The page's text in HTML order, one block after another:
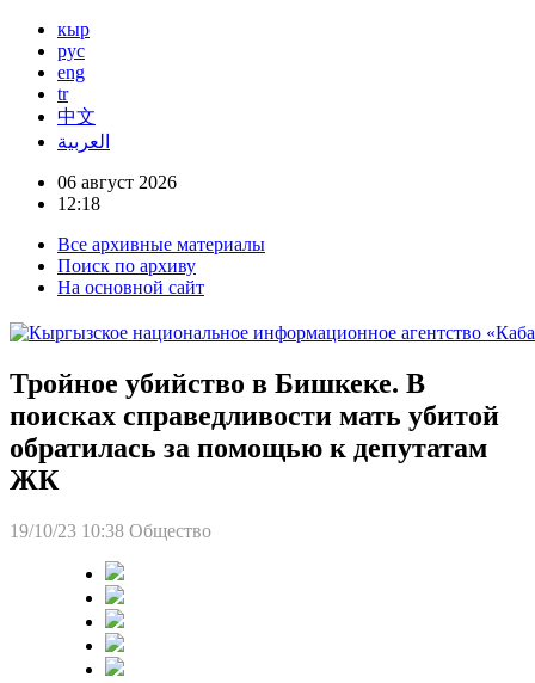
кыр
рус
eng
tr
中文
العربية
06 август 2026
12:18
Все архивные материалы
Поиск по архиву
На основной сайт
Тройное убийство в Бишкеке. В
поисках справедливости мать убитой
обратилась за помощью к депутатам
ЖК
19/10/23 10:38 Общество